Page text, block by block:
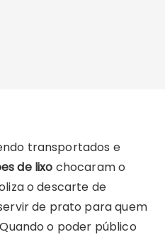
transportados e
de lixo chocaram o
o descarte de
de prato para quem
o poder público